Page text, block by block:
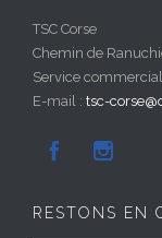
TSC Corse
Chemin de
Service
E-mail : tsc-
 
RESTONS EN